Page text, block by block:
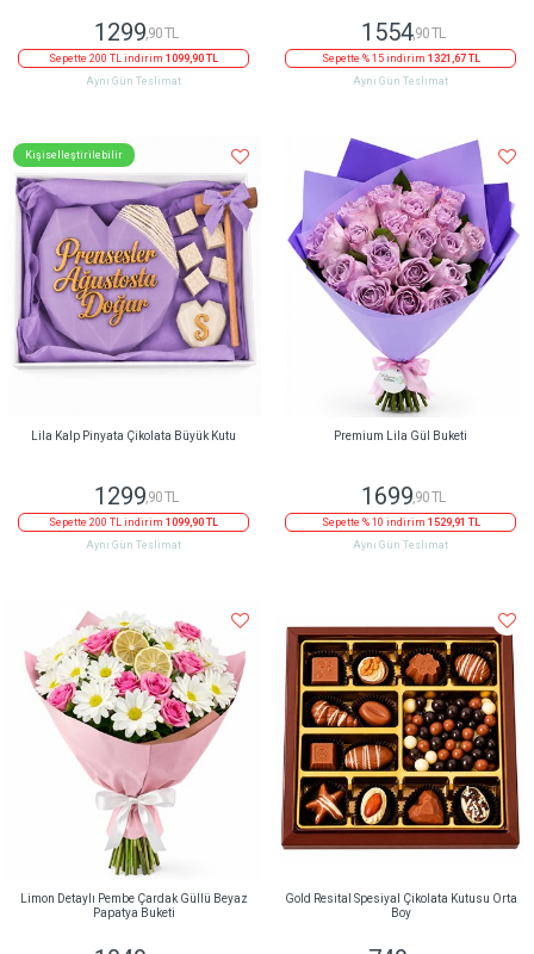
1299,90 TL
Sepette 200 TL indirim 1099,90 TL
Aynı Gün Teslimat
1554,90 TL
Sepette % 15 indirim 1321,67 TL
Aynı Gün Teslimat
Kişiselleştirilebilir
Lila Kalp Pinyata Çikolata Büyük Kutu
1299,90 TL
Sepette 200 TL indirim 1099,90 TL
Aynı Gün Teslimat
Premium Lila Gül Buketi
1699,90 TL
Sepette % 10 indirim 1529,91 TL
Aynı Gün Teslimat
Limon Detaylı Pembe Çardak Güllü Beyaz
Papatya Buketi
Gold Resital Spesiyal Çikolata Kutusu Orta
Boy